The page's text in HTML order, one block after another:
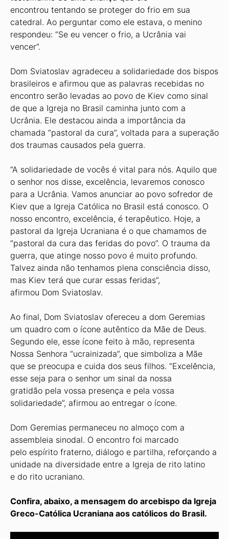
encontrou tentando se proteger do frio em sua
catedral. Ao perguntar como ele estava, o menino
respondeu: “Se eu vencer o frio, a Ucrânia vai
vencer”.
Dom Sviatoslav agradeceu a solidariedade dos bispos
brasileiros e afirmou que as palavras recebidas no
encontro serão levadas ao povo de Kiev como sinal
de que a Igreja no Brasil caminha junto com a
Ucrânia. Ele destacou ainda a importância da
chamada “pastoral da cura”, voltada para a superação
dos traumas causados pela guerra.
“A solidariedade de vocês é vital para nós. Aquilo que
o senhor nos disse, excelência, levaremos conosco
para a Ucrânia. Vamos anunciar ao povo sofredor de
Kiev que a Igreja Católica no Brasil está conosco. O
nosso encontro, excelência, é terapêutico. Hoje, a
pastoral da Igreja Ucraniana é o que chamamos de
“pastoral da cura das feridas do povo”. O trauma da
guerra, que atinge nosso povo é muito profundo.
Talvez ainda não tenhamos plena consciência disso,
mas Kiev terá que curar essas feridas”,
afirmou Dom Sviatoslav.
Ao final, Dom Sviatoslav ofereceu a dom Geremias
um quadro com o ícone autêntico da Mãe de Deus.
Segundo ele, esse ícone feito à mão, representa
Nossa Senhora “ucrainizada”, que simboliza a Mãe
que se preocupa e cuida dos seus filhos. “Excelência,
esse seja para o senhor um sinal da nossa
gratidão pela vossa presença e pela vossa
solidariedade”, afirmou ao entregar o ícone.
Dom Geremias permaneceu no almoço com a
assembleia sinodal. O encontro foi marcado
pelo espírito fraterno, diálogo e partilha, reforçando a
unidade na diversidade entre a Igreja de rito latino
e do rito ucraniano.
Confira, abaixo, a mensagem do arcebispo da Igreja
Greco-Católica Ucraniana aos católicos do Brasil.